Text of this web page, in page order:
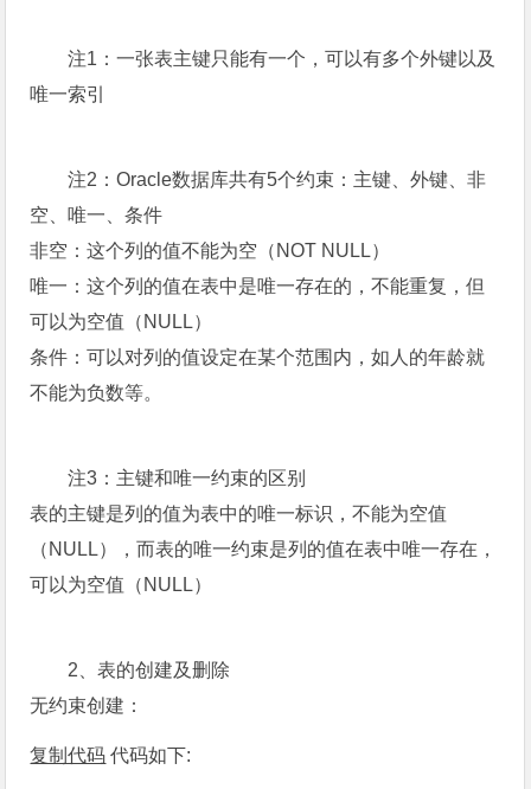
注1：一张表主键只能有一个，可以有多个外键以及
唯一索引
注2：Oracle数据库共有5个约束：主键、外键、非
空、唯一、条件
非空：这个列的值不能为空（NOT NULL）
唯一：这个列的值在表中是唯一存在的，不能重复，但
可以为空值（NULL）
条件：可以对列的值设定在某个范围内，如人的年龄就
不能为负数等。
注3：主键和唯一约束的区别
表的主键是列的值为表中的唯一标识，不能为空值
（NULL），而表的唯一约束是列的值在表中唯一存在，
可以为空值（NULL）
2、表的创建及删除
无约束创建：
复制代码 代码如下: